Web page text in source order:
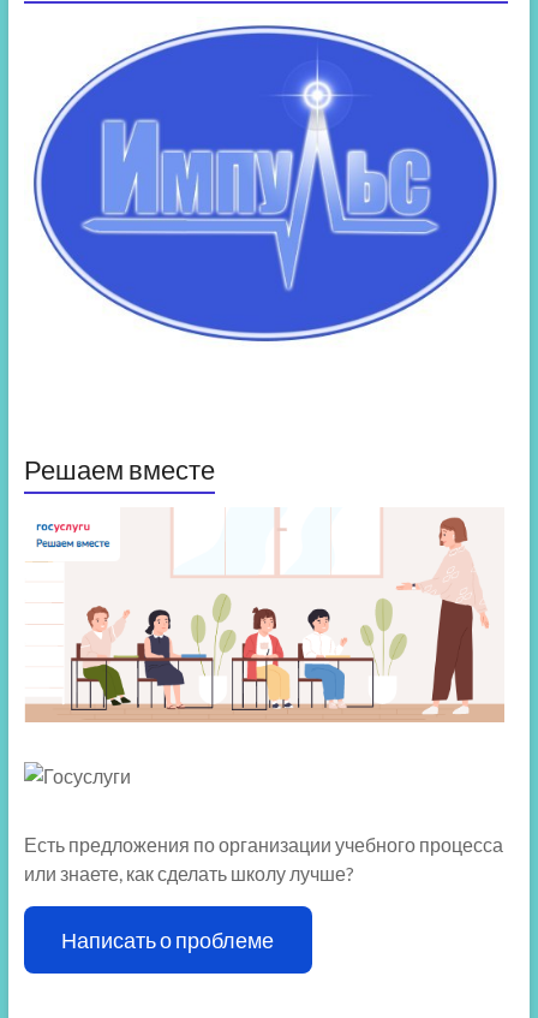
Решаем вместе
Есть предложения по организации учебного процесса
или знаете, как сделать школу лучше?
Написать о проблеме